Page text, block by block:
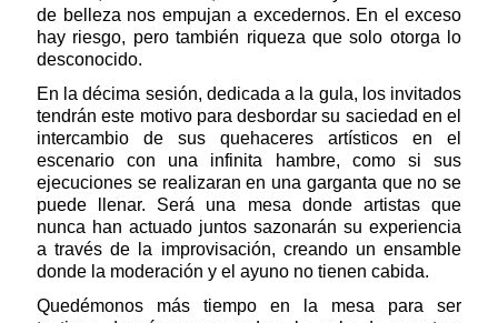
de belleza nos empujan a excedernos. En el exceso
hay riesgo, pero también riqueza que solo otorga lo
desconocido.
En la décima sesión, dedicada a la gula, los invitados
tendrán este motivo para desbordar su saciedad en el
intercambio de sus quehaceres artísticos en el
escenario con una infinita hambre, como si sus
ejecuciones se realizaran en una garganta que no se
puede llenar. Será una mesa donde artistas que
nunca han actuado juntos sazonarán su experiencia
a través de la improvisación, creando un ensamble
donde la moderación y el ayuno no tienen cabida.
Quedémonos más tiempo en la mesa para ser